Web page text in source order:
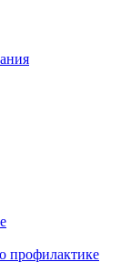
профилактике